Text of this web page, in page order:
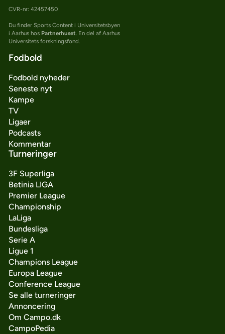
CVR-nr: 42457450
Du finder Sports Content i Universitetsbyen
i Aarhus hos Partnerhuset. En del af Aarhus
Universitets forskningsfond.
Fodbold
Fodbold nyheder
Seneste nyt
Kampe
TV
Ligaer
Podcasts
Kommentar
Turneringer
3F Superliga
Betinia LIGA
Premier League
Championship
LaLiga
Bundesliga
Serie A
Ligue 1
Champions League
Europa League
Conference League
Se alle turneringer
Annoncering
Om Campo.dk
CampoPedia